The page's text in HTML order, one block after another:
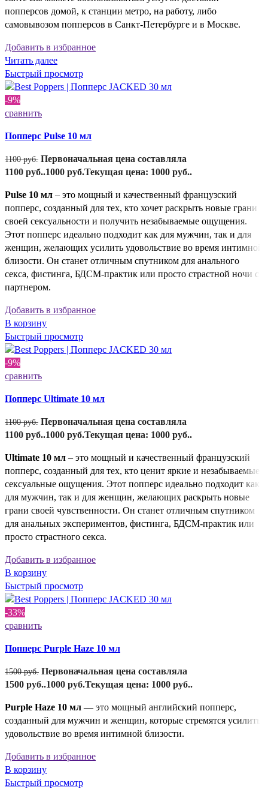
попперсов домой, к станции метро, на работу, либо
самовывозом попперсов в Санкт-Петербурге и в Москве.
Добавить в избранное
Читать далее
Быстрый просмотр
-9%
сравнить
Попперс Pulse 10 мл
1100руб. Первоначальная цена составляла
1100 руб..1000 руб.Текущая цена: 1000 руб..
Pulse 10 мл – это мощный и качественный французский
попперс, созданный для тех, кто хочет раскрыть новые грани
своей сексуальности и получить незабываемые ощущения.
Этот попперс идеально подходит как для мужчин, так и для
женщин, желающих усилить удовольствие во время интимной
близости. Он станет отличным спутником для анального
секса, фистинга, БДСМ-практик или просто страстной ночи с
партнером.
Добавить в избранное
В корзину
Быстрый просмотр
-9%
сравнить
Попперс Ultimate 10 мл
1100руб. Первоначальная цена составляла
1100 руб..1000 руб.Текущая цена: 1000 руб..
Ultimate 10 мл – это мощный и качественный французский
попперс, созданный для тех, кто ценит яркие и незабываемые
сексуальные ощущения. Этот попперс идеально подходит как
для мужчин, так и для женщин, желающих раскрыть новые
грани своей чувственности. Он станет отличным спутником
для анальных экспериментов, фистинга, БДСМ-практик или
просто страстного секса.
Добавить в избранное
В корзину
Быстрый просмотр
-33%
сравнить
Попперс Purple Haze 10 мл
1500руб. Первоначальная цена составляла
1500 руб..1000 руб.Текущая цена: 1000 руб..
Purple Haze 10 мл — это мощный английский попперс,
созданный для мужчин и женщин, которые стремятся усилить
удовольствие во время интимной близости.
Добавить в избранное
В корзину
Быстрый просмотр